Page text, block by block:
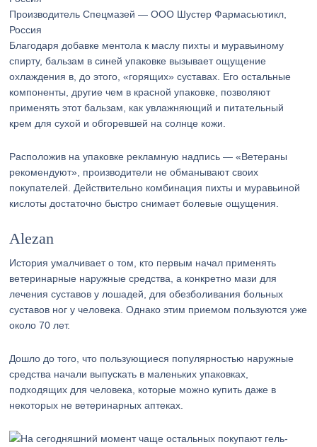
Производитель Спецмазей — ООО Шустер Фармасьютикл,
Россия
Благодаря добавке ментола к маслу пихты и муравьиному
спирту, бальзам в синей упаковке вызывает ощущение
охлаждения в, до этого, «горящих» суставах. Его остальные
компоненты, другие чем в красной упаковке, позволяют
применять этот бальзам, как увлажняющий и питательный
крем для сухой и обгоревшей на солнце кожи.
Расположив на упаковке рекламную надпись — «Ветераны
рекомендуют», производители не обманывают своих
покупателей. Действительно комбинация пихты и муравьиной
кислоты достаточно быстро снимает болевые ощущения.
Alezan
История умалчивает о том, кто первым начал применять
ветеринарные наружные средства, а конкретно мази для
лечения суставов у лошадей, для обезболивания больных
суставов ног у человека. Однако этим приемом пользуются уже
около 70 лет.
Дошло до того, что пользующиеся популярностью наружные
средства начали выпускать в маленьких упаковках,
подходящих для человека, которые можно купить даже в
некоторых не ветеринарных аптеках.